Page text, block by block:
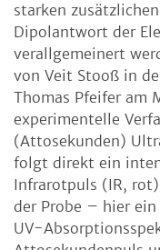
starken
Dipolantwort der
verallgemeinert
von Veit Stooß in
Thomas Pfeifer am
experimentelle
(Attosekunden)
folgt direkt ein
Infrarotpuls (IR,
der Probe – hier
UV-